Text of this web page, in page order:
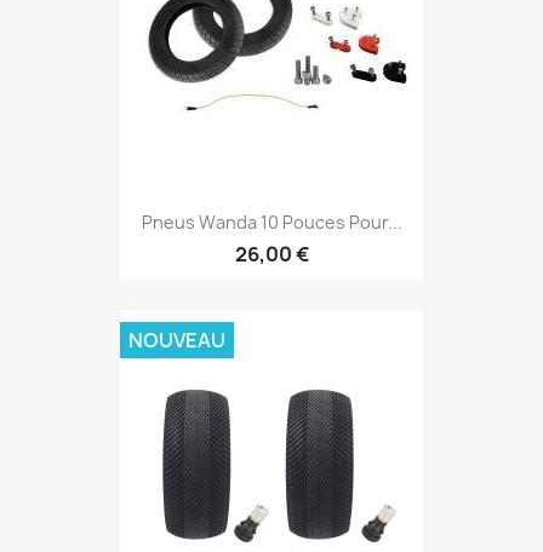
Pneus Wanda 10 Pouces Pour...
26,00 €
NOUVEAU